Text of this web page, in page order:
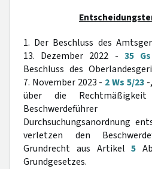
1. Der Beschluss des
13. Dezember 2022 - 35
Beschluss des
7. November 2023 - 2 Ws 5/23-
über die
Durchsuchungsanordnung
verletzen den
Grundrecht aus Artikel5
Grundgesetzes.